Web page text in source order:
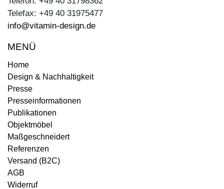
Telefax: +49 40 31975477
info@vitamin-design.de
MENÜ
Home
Design & Nachhaltigkeit
Presse
Presseinformationen
Publikationen
Objektmöbel
Maßgeschneidert
Referenzen
Versand (B2C)
AGB
Widerruf